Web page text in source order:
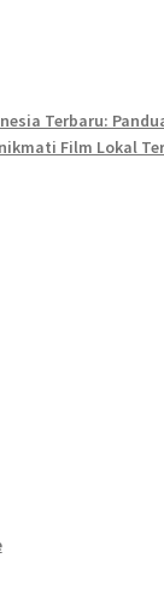
Terbaru:
Film Lokal